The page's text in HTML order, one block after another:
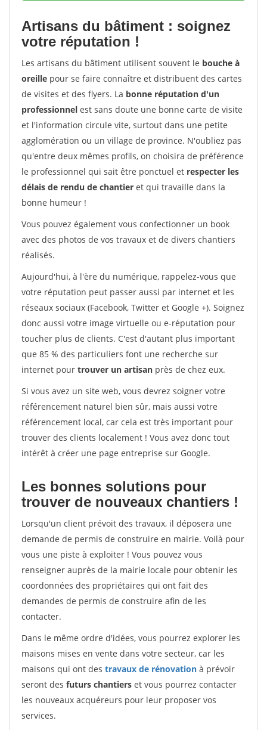
Artisans du bâtiment : soignez
votre réputation !
Les artisans du bâtiment utilisent souvent le bouche à
oreille pour se faire connaître et distribuent des cartes
de visites et des flyers. La bonne réputation d'un
professionnel est sans doute une bonne carte de visite
et l'information circule vite, surtout dans une petite
agglomération ou un village de province. N'oubliez pas
qu'entre deux mêmes profils, on choisira de préférence
le professionnel qui sait être ponctuel et respecter les
délais de rendu de chantier et qui travaille dans la
bonne humeur !
Vous pouvez également vous confectionner un book
avec des photos de vos travaux et de divers chantiers
réalisés.
Aujourd'hui, à l'ère du numérique, rappelez-vous que
votre réputation peut passer aussi par internet et les
réseaux sociaux (Facebook, Twitter et Google +). Soignez
donc aussi votre image virtuelle ou e-réputation pour
toucher plus de clients. C'est d'autant plus important
que 85 % des particuliers font une recherche sur
internet pour trouver un artisan près de chez eux.
Si vous avez un site web, vous devrez soigner votre
référencement naturel bien sûr, mais aussi votre
référencement local, car cela est très important pour
trouver des clients localement ! Vous avez donc tout
intérêt à créer une page entreprise sur Google.
Les bonnes solutions pour
trouver de nouveaux chantiers !
Lorsqu'un client prévoit des travaux, il déposera une
demande de permis de construire en mairie. Voilà pour
vous une piste à exploiter ! Vous pouvez vous
renseigner auprès de la mairie locale pour obtenir les
coordonnées des propriétaires qui ont fait des
demandes de permis de construire afin de les
contacter.
Dans le même ordre d'idées, vous pourrez explorer les
maisons mises en vente dans votre secteur, car les
maisons qui ont des travaux de rénovation à prévoir
seront des futurs chantiers et vous pourrez contacter
les nouveaux acquéreurs pour leur proposer vos
services.